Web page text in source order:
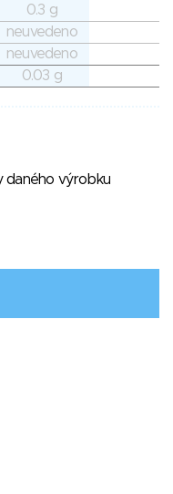
0.3 g
neuvedeno
neuvedeno
0.03 g
daného výrobku